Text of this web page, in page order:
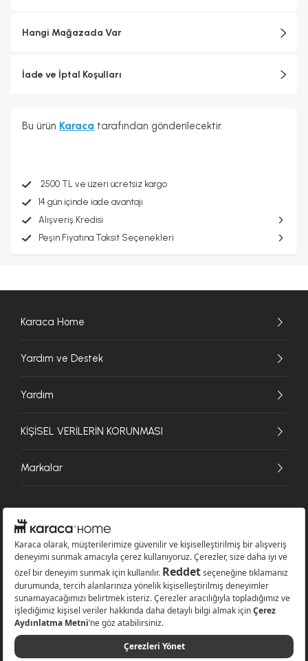
Hangi Mağazada Var
İade ve İptal Koşulları
Bu ürün Karaca tarafından gönderilecektir.
2500 TL ve üzeri ücretsiz kargo
14 gün içinde iade avantajı
Alışveriş Kredisi
Peşin Fiyatına Taksit Seçenekleri
Karaca Home
Yardım ve Destek
Yardım
KİŞİSEL VERİLERİN KORUNMASI
Markalar
© 2026 Karaca Home Collection Tekstil Sanayi ve Ticaret A.Ş. - Tüm hakları
saklıdır.